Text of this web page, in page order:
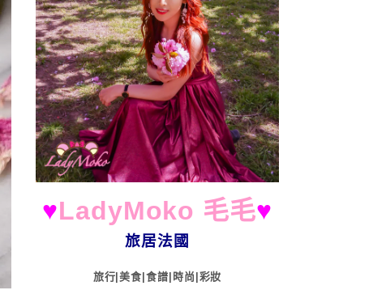
♥LadyMoko 毛毛♥
旅居法國
旅行|美食|食譜|時尚|彩妝